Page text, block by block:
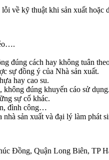
về kỹ thuật khi sản xuất hoặc
đúng cách hay không tuân
sự đồng ý của Nhà sản xuất.
hay cao su.
đúng khuyến cáo sử dụng.
sự cố khác.
đình công…
sản xuất và đại lý làm phát
Đồng, Quận Long Biên, TP